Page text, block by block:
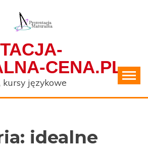
CENA.PL
językowe
idealne